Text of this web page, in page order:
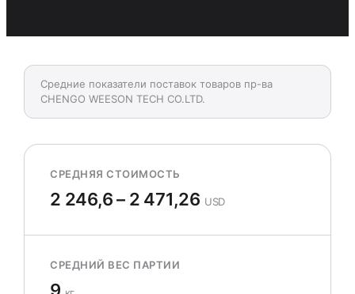
Средние показатели поставок товаров пр-ва
CHENGO WEESON TECH CO.LTD.
СРЕДНЯЯ СТОИМОСТЬ
2 246,6 – 2 471,26 USD
СРЕДНИЙ ВЕС ПАРТИИ